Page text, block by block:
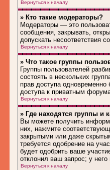
Вернуться к началу
» Кто такие модераторы?
Модераторы — это
сообщения, закрывать,
допускать несоответствия
Вернуться к началу
» Что такое группы
Группы пользователей
состоять в нескольких
прав доступа одновременно
доступа к приватным
Вернуться к началу
» Где находятся группы и
Вы можете получить
них, нажмите
закрытыми или даже
требуется одобрение на
будет одобрить ваше
отклонил ваш запрос; у
Вернуться к началу